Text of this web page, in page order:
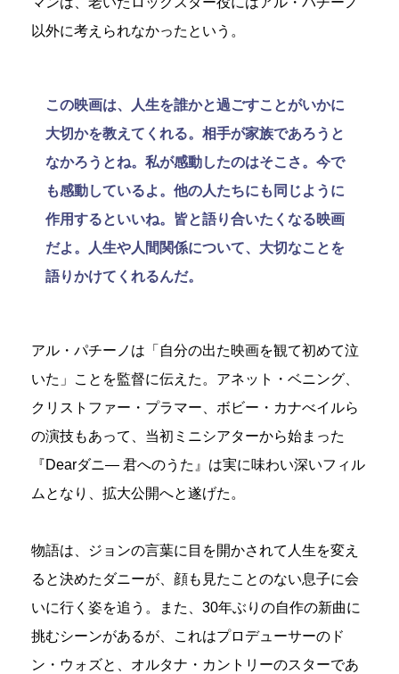
以外に考えられなかったという。
この映画は、人生を誰かと過ごすことがいかに
大切かを教えてくれる。相手が家族であろうと
なかろうとね。私が感動したのはそこさ。今で
も感動しているよ。他の人たちにも同じように
作用するといいね。皆と語り合いたくなる映画
だよ。人生や人間関係について、大切なことを
語りかけてくれるんだ。
アル・パチーノは「自分の出た映画を観て初めて泣
いた」ことを監督に伝えた。アネット・ベニング、
クリストファー・プラマー、ボビー・カナべイルら
の演技もあって、当初ミニシアターから始まった
『Dearダニ― 君へのうた』は実に味わい深いフィル
ムとなり、拡大公開へと遂げた。
物語は、ジョンの言葉に目を開かされて人生を変え
ると決めたダニーが、顔も見たことのない息子に会
いに行く姿を追う。また、30年ぶりの自作の新曲に
挑むシーンがあるが、これはプロデューサーのド
ン・ウォズと、オルタナ・カントリーのスターであ